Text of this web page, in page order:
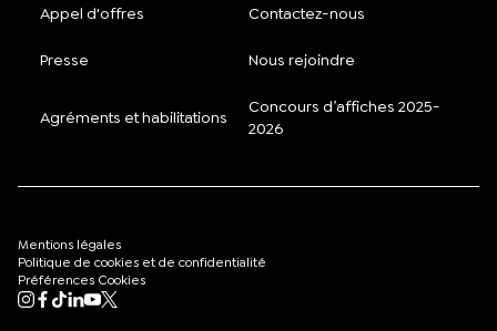
Appel d'offres Contactez-nous
Presse Nous rejoindre
Agréments et habilitations
Concours d’affiches 2025-
2026
Mentions légales
Politique de cookies et de confidentialité
Préférences Cookies